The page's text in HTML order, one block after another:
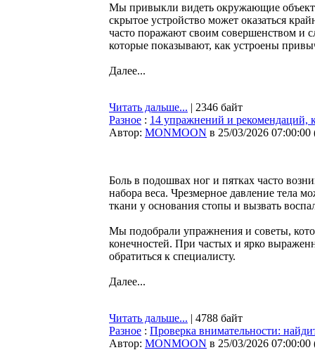
Мы привыкли видеть окружающие
скрытое устройство может оказаться
часто поражают своим совершенством и
которые показывают, как устроены
Далее...
Читать дальше... | 2346 байт
Разное : 14 упражнений и рекомендаций,
Автор: MONMOON в 25/03/2026 07:00:00
Боль в подошвах ног и пятках часто
набора веса. Чрезмерное давление тела
ткани у основания стопы и вызвать
Мы подобрали упражнения и советы,
конечностей. При частых и ярко
обратиться к специалисту.
Далее...
Читать дальше... | 4788 байт
Разное : Проверка внимательности:
Автор: MONMOON в 25/03/2026 07:00:00